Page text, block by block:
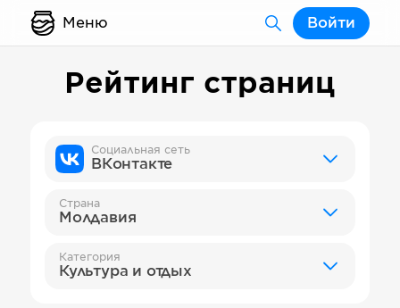
Меню Войти
Рейтинг страниц
Социальная сеть
ВКонтакте
Страна
Молдавия
Категория
Культура и отдых